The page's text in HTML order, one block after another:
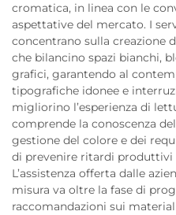
cromatica, in linea con le
aspettative del mercato. I
concentrano sulla creazione
che bilancino spazi bianchi,
grafici, garantendo al
tipografiche idonee e
migliorino l’esperienza di
comprende la conoscenza
gestione del colore e dei
di prevenire ritardi
L’assistenza offerta dalle
misura va oltre la fase di
raccomandazioni sui